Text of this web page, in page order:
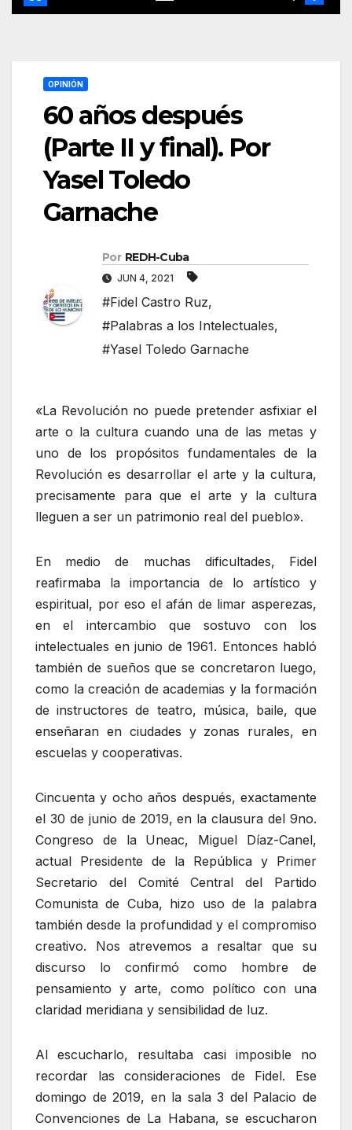
OPINIÓN
60 años después
(Parte II y final). Por
Yasel Toledo
Garnache
Por REDH-Cuba
JUN 4, 2021
#Fidel Castro Ruz,
#Palabras a los Intelectuales,
#Yasel Toledo Garnache
«La Revolución no puede pretender asfixiar el
arte o la cultura cuando una de las metas y
uno de los propósitos fundamentales de la
Revolución es desarrollar el arte y la cultura,
precisamente para que el arte y la cultura
lleguen a ser un patrimonio real del pueblo».
En medio de muchas dificultades, Fidel
reafirmaba la importancia de lo artístico y
espiritual, por eso el afán de limar asperezas,
en el intercambio que sostuvo con los
intelectuales en junio de 1961. Entonces habló
también de sueños que se concretaron luego,
como la creación de academias y la formación
de instructores de teatro, música, baile, que
enseñaran en ciudades y zonas rurales, en
escuelas y cooperativas.
Cincuenta y ocho años después, exactamente
el 30 de junio de 2019, en la clausura del 9no.
Congreso de la Uneac, Miguel Díaz-Canel,
actual Presidente de la República y Primer
Secretario del Comité Central del Partido
Comunista de Cuba, hizo uso de la palabra
también desde la profundidad y el compromiso
creativo. Nos atrevemos a resaltar que su
discurso lo confirmó como hombre de
pensamiento y arte, como político con una
claridad meridiana y sensibilidad de luz.
Al escucharlo, resultaba casi imposible no
recordar las consideraciones de Fidel. Ese
domingo de 2019, en la sala 3 del Palacio de
Convenciones de La Habana, se escucharon